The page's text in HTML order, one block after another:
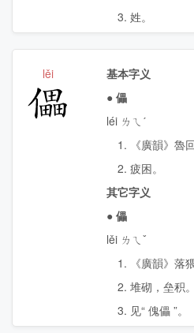
3. 姓。
儡
lěi
基本字义
● 儡
léi ㄌㄟˊ
1. 《廣韻》魯
2. 疲困。
其它字义
● 儡
lěi ㄌㄟˇ
1. 《廣韻》落
2. 堆砌，垒积。
3. 见“ 傀儡 ”。